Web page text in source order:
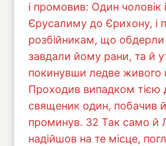
і промовив: Один чоловік
Єрусалиму до Єрихону, і
розбійникам, що обдерли
завдали йому рани, та й
покинувши ледве живого
Проходив випадком тією
священик один, побачив
проминув. 32 Так само й
надійшов на те місце,